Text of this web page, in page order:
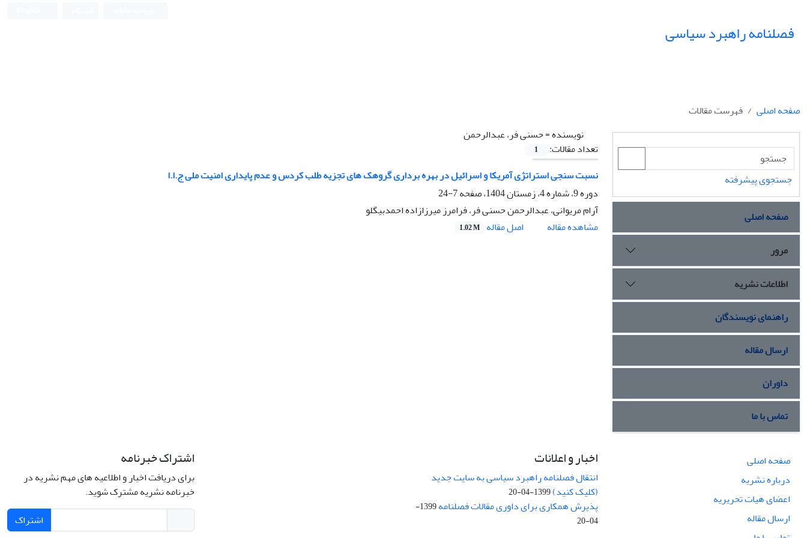
فصلنامه راهبرد سیاسی
صفحه اصلی
فهرست مقالات
نویسنده =حسنی فر، عبدالرحمن
تعداد مقالات:
1
نسبت سنجی استراتژی آمریکا و اسرائیل در بهره برداری گروهک های تجزیه طلب کردس و عدم پایداری امنیت ملی ج.ا.ا
دوره 9، شماره 4، زمستان 1404، صفحه
7-24
آرام مریوانی، عبدالرحمن حسنی فر، فرامرز میرزازاده احمدبیگلو
مشاهده مقاله
اصل مقاله 1.02 M
جستجوی پیشرفته
صفحه اصلی
مرور
اطلاعات نشریه
راهنمای نویسندگان
ارسال مقاله
داوران
تماس با ما
صفحه اصلی
درباره نشریه
اعضای هیات تحریریه
ارسال مقاله
اخبار و اعلانات
انتقال فصلنامه راهبرد سیاسی به سایت جدید
(کلیک کنید)1399-04-20
پذیرش همکاری برای داوری مقالات فصلنامه
1399-
04-20
اشتراک خبرنامه
برای دریافت اخبار و اطلاعیه های مهم نشریه در
خبرنامه نشریه مشترک شوید.
اشتراک